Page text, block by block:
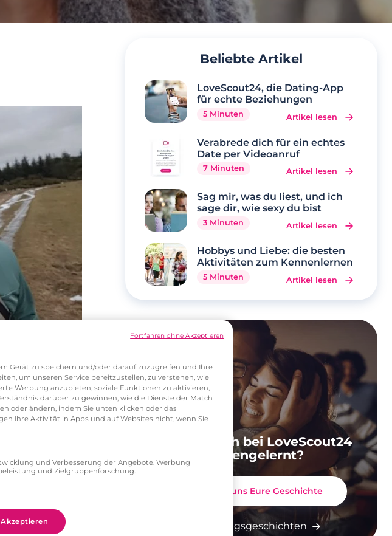
oder
Beliebte Artikel
LoveScout24, die Dating-App
für echte Beziehungen
5 Minuten Artikel lesen
Verabrede dich für ein echtes
Date per Videoanruf
7 Minuten Artikel lesen
Sag mir, was du liest, und ich
sage dir, wie sexy du bist
3 Minuten Artikel lesen
Hobbys und Liebe: die besten
Aktivitäten zum Kennenlernen
5 Minuten Artikel lesen
Ihr habt Euch bei LoveScout24
kennengelernt?
Erzählt uns Eure Geschichte
Mehr Erfolgsgeschichten
Gerät zu speichern und/oder darauf zuzugreifen und Ihre
um unseren Service bereitzustellen, zu verstehen, wie
Werbung anzubieten, soziale Funktionen zu aktivieren,
darüber zu gewinnen, wie die Dienste der Match
oder ändern, indem Sie unten klicken oder das
Ihre Aktivität in Apps und auf Websites nicht, wenn Sie
und Verbesserung der Angebote. Werbung
und Zielgruppenforschung.
Akzeptieren
Fortfahren ohne Akzeptieren